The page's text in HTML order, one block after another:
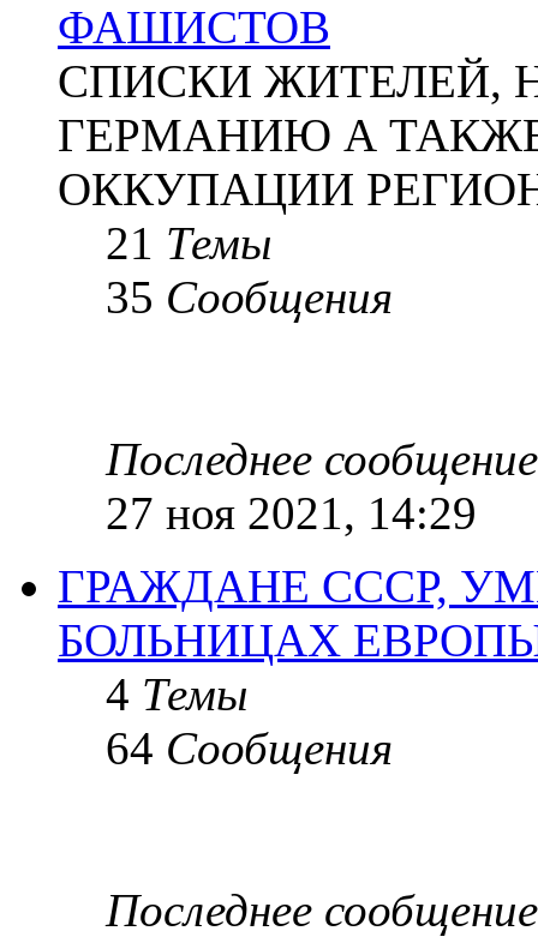
ФАШИСТОВ
СПИСКИ ЖИТЕЛЕЙ,
ГЕРМАНИЮ А
ОККУПАЦИИ
21 Темы
35 Сообщения
Последнее сообщение
27 ноя 2021, 14:29
ГРАЖДАНЕ СССР,
БОЛЬНИЦАХ
4 Темы
64 Сообщения
Последнее сообщение